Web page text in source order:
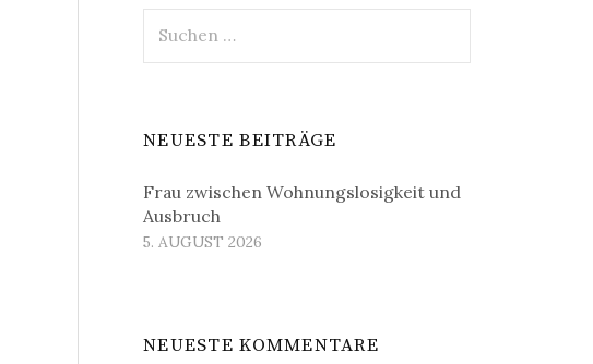
nach:
NEUESTE BEITRÄGE
Frau zwischen Wohnungslosigkeit und
Ausbruch
5. AUGUST 2026
NEUESTE KOMMENTARE